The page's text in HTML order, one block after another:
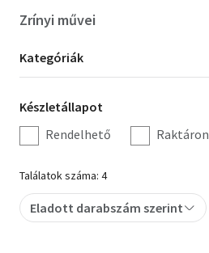
Hobbi, szabadidő
Irodalom
Művészet
Szakkönyv
Zrínyi művei
Kategória
szűrés
Kategóriák
Készletállapot
szűrés
Készletállapot
Rendelhető
Raktáron
Találatok száma: 4
Eladott darabszám szerint